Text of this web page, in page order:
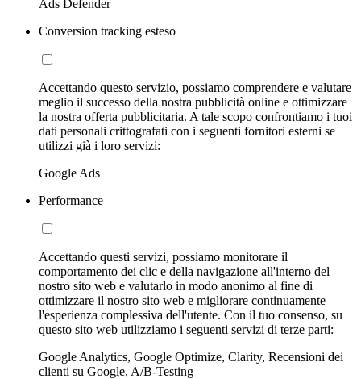
Ads Defender
Conversion tracking esteso
Accettando questo servizio, possiamo comprendere e valutare
meglio il successo della nostra pubblicità online e ottimizzare
la nostra offerta pubblicitaria. A tale scopo confrontiamo i tuoi
dati personali crittografati con i seguenti fornitori esterni se
utilizzi già i loro servizi:
Google Ads
Performance
Accettando questi servizi, possiamo monitorare il
comportamento dei clic e della navigazione all'interno del
nostro sito web e valutarlo in modo anonimo al fine di
ottimizzare il nostro sito web e migliorare continuamente
l'esperienza complessiva dell'utente. Con il tuo consenso, su
questo sito web utilizziamo i seguenti servizi di terze parti:
Google Analytics, Google Optimize, Clarity, Recensioni dei
clienti su Google, A/B-Testing